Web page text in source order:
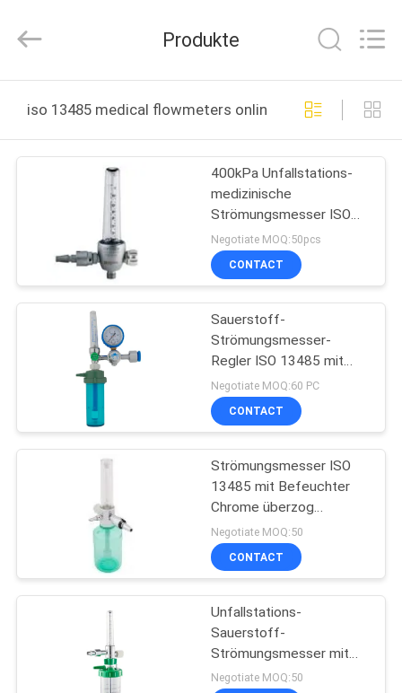
PRODUKTE
FABRIK-
AUSFLUG
QUALITÄTSKONTROLLE
TRETEN
VERBINDUNG
FORDERN
Reserved.
Produkte
iso 13485 medical flowmeters online manufacture
400kPa Unfallstations-
medizinische
Strömungsmesser ISO
13485, medizinischer
Sauerstoff-
Strömungsmesser
Negotiate MOQ:50pcs
CONTACT
Sauerstoff-
Strömungsmesser-
Regler ISO 13485 mit
Befeuchter
Negotiate MOQ:60 PC
CONTACT
Strömungsmesser ISO
13485 mit Befeuchter
Chrome überzog
Messingkörper
Negotiate MOQ:50
CONTACT
Unfallstations-
Sauerstoff-
Strömungsmesser mit
Befeuchter
Negotiate MOQ:50